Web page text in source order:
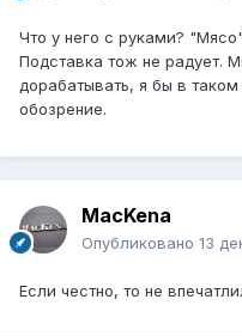
Что у него с руками?
Подставка тож не радует.
дорабатывать, я бы в
обозрение.
MacKena
Опубликовано 13
Если честно, то не